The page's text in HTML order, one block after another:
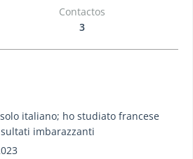
Contactos
3
italiano; ho studiato francese
imbarazzanti